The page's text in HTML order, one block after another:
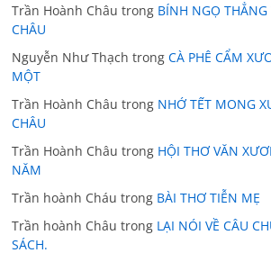
Trần Hoành Châu trong BÍNH NGỌ
CHÂU
Nguyễn Như Thạch trongCÀ PHÊ CẨM
MỘT
Trần Hoành Châu trong NHỚ TẾT MONG
CHÂU
Trần Hoành Châu trong HỘI THƠ VĂN
NĂM
Trần hoành Cháu trong BÀI THƠ TIỄN MẸ
Trần hoành Châu trong LẠI NÓI VỀ CÂU
SÁCH.